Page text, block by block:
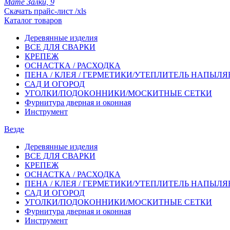
Скачать прайс-лист /xls
Каталог товаров
Деревянные изделия
ВСЕ ДЛЯ СВАРКИ
КРЕПЕЖ
ОСНАСТКА / РАСХОДКА
ПЕНА / КЛЕЯ / ГЕРМЕТИКИ/УТЕПЛИТЕЛЬ
САД И ОГОРОД
УГОЛКИ/ПОДОКОННИКИ/МОСКИТНЫЕ СЕТКИ
Фурнитура дверная и оконная
Инструмент
Везде
Деревянные изделия
ВСЕ ДЛЯ СВАРКИ
КРЕПЕЖ
ОСНАСТКА / РАСХОДКА
ПЕНА / КЛЕЯ / ГЕРМЕТИКИ/УТЕПЛИТЕЛЬ
САД И ОГОРОД
УГОЛКИ/ПОДОКОННИКИ/МОСКИТНЫЕ СЕТКИ
Фурнитура дверная и оконная
Инструмент